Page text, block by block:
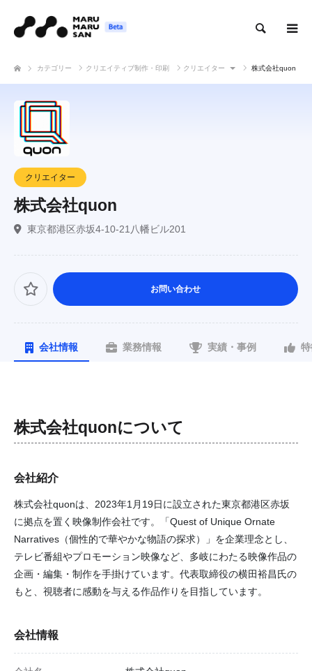
カテゴリー クリエイティブ制作・印刷 クリエイター 株式会社quon
クリエイター
株式会社quon
東京都港区赤坂4-10-21八幡ビル201
お問い合わせ
会社情報 業務情報 実績・事例
株式会社quonについて
会社紹介
株式会社quonは、2023年1月19日に設立された東京都港区赤坂
に拠点を置く映像制作会社です。「Quest of Unique Ornate
Narratives（個性的で華やかな物語の探求）」を企業理念とし、
テレビ番組やプロモーション映像など、多岐にわたる映像作品の
企画・編集・制作を手掛けています。代表取締役の横田裕昌氏の
もと、視聴者に感動を与える作品作りを目指しています。
会社情報